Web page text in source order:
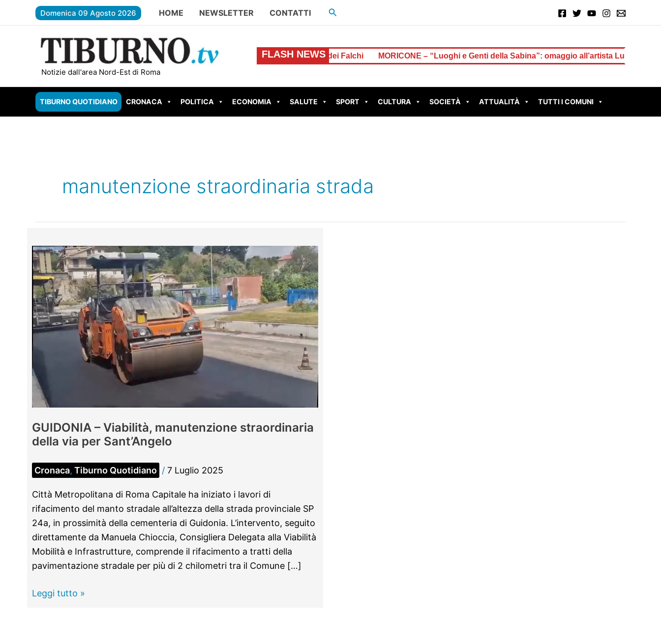
Domenica 09 Agosto 2026 HOME NEWSLETTER CONTATTI Cerca
Notizie dall'area Nord-Est di Roma
FLASH NEWS
ROMA EST – Lotta alla droga, quattro pusher nella rete dei Falchi MORICONE – “Luoghi e Genti della Sabina”: omaggio all’artista Ludovico Prosseda
TIBURNO QUOTIDIANO CRONACA POLITICA ECONOMIA SALUTE SPORT CULTURA SOCIETÀ ATTUALITÀ TUTTI I COMUNI
manutenzione straordinaria strada
GUIDONIA – Viabilità, manutenzione straordinaria
della via per Sant’Angelo
Cronaca, Tiburno Quotidiano / 7 Luglio 2025
Città Metropolitana di Roma Capitale ha iniziato i lavori di
rifacimento del manto stradale all’altezza della strada provinciale SP
24a, in prossimità della cementeria di Guidonia. L’intervento, seguito
direttamente da Manuela Chioccia, Consigliera Delegata alla Viabilità
Mobilità e Infrastrutture, comprende il rifacimento a tratti della
pavimentazione stradale per più di 2 chilometri tra il Comune […]
GUIDONIA
Leggi tutto »